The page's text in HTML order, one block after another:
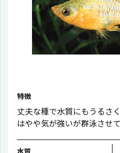
特徴
丈夫な種で水質にもうるさ
はやや気が強いが群泳させ
水質